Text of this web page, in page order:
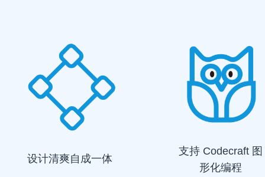
支持 Codecraft 图
形化编程
设计清爽自成一体